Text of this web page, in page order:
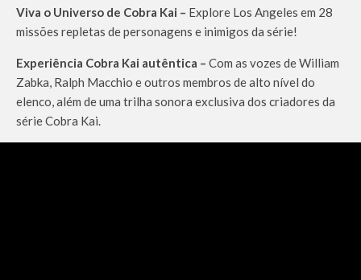
Viva o Universo de Cobra Kai – Explore Los Angeles em 28
missões repletas de personagens e inimigos da série!
Experiência Cobra Kai autêntica – Com as vozes de William
Zabka, Ralph Macchio e outros membros de alto nível do
elenco, além de uma trilha sonora exclusiva dos criadores da
série Cobra Kai.